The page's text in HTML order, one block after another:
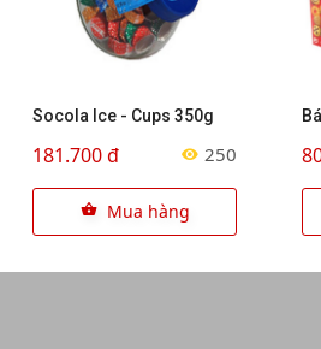
Socola Ice - Cups 350g
181.700 đ 250
Mua hàng